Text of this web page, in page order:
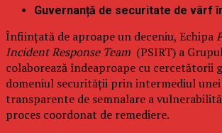
Guvernanță de securitate de vârf
Înființată de aproape un deceniu, Echipa
Incident Response Team (PSIRT) a
colaborează îndeaproape cu cercetătorii
domeniul securității prin intermediul
transparente de semnalare a
proces coordonat de remediere.